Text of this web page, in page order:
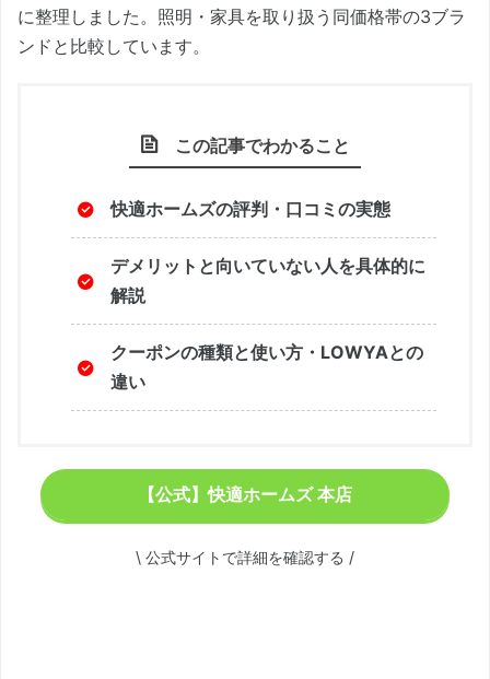
に整理しました。照明・家具を取り扱う同価格帯の3ブラ
ンドと比較しています。
この記事でわかること
快適ホームズの評判・口コミの実態
デメリットと向いていない人を具体的に
解説
クーポンの種類と使い方・LOWYAとの
違い
【公式】快適ホームズ 本店
\ 公式サイトで詳細を確認する /